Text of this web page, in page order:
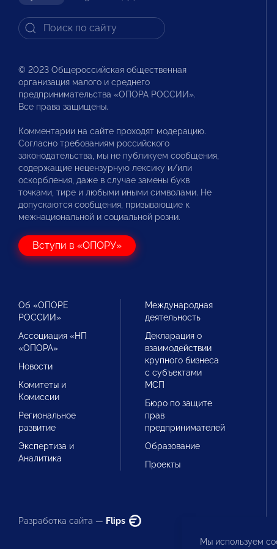
© 2023 Общероссийская общественная
организация малого и среднего
предпринимательства «ОПОРА РОССИИ».
Все права защищены.
Комментарии на сайте проходят модерацию.
Согласно требованиям российского
законодательства, мы не публикуем сообщения,
содержащие нецензурную лексику и/или
оскорбления, даже в случае замены букв
точками, тире и любыми иными символами. Не
допускаются сообщения, призывающие к
межнациональной и социальной розни.
Вступи в «ОПОРУ»
Об «ОПОРЕ
РОССИИ»
Ассоциация «НП
«ОПОРА»
Новости
Комитеты и
Комиссии
Региональное
развитие
Экспертиза и
Аналитика
Международная
деятельность
Декларация о
взаимодействии
крупного бизнеса
с субъектами
МСП
Бюро по защите
прав
предпринимателей
Образование
Проекты
Разработка сайта — Flips
Мы используем